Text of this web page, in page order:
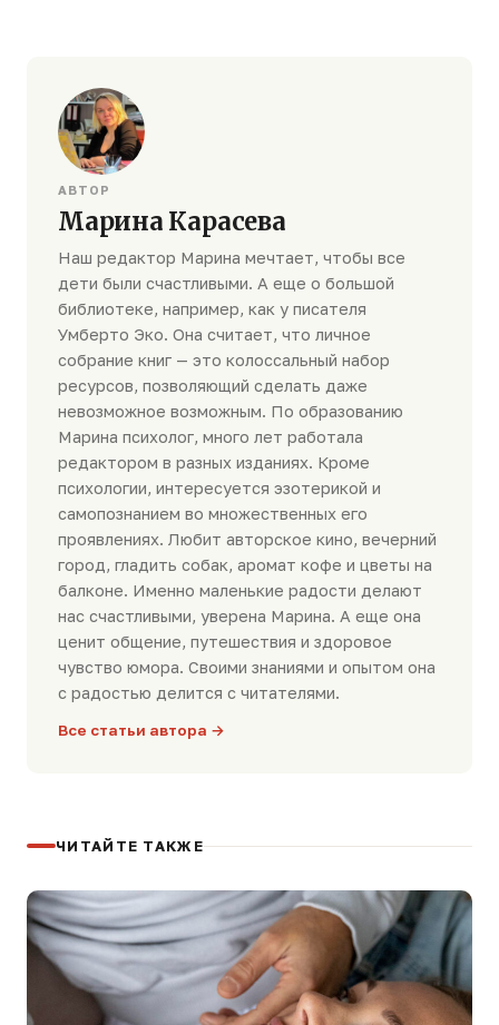
АВТОР
Марина Карасева
Наш редактор Марина мечтает, чтобы все
дети были счастливыми. А еще о большой
библиотеке, например, как у писателя
Умберто Эко. Она считает, что личное
собрание книг — это колоссальный набор
ресурсов, позволяющий сделать даже
невозможное возможным. По образованию
Марина психолог, много лет работала
редактором в разных изданиях. Кроме
психологии, интересуется эзотерикой и
самопознанием во множественных его
проявлениях. Любит авторское кино, вечерний
город, гладить собак, аромат кофе и цветы на
балконе. Именно маленькие радости делают
нас счастливыми, уверена Марина. А еще она
ценит общение, путешествия и здоровое
чувство юмора. Своими знаниями и опытом она
с радостью делится с читателями.
Все статьи автора →
ЧИТАЙТЕ ТАКЖЕ